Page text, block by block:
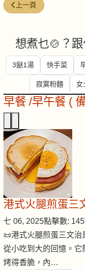
上一篇文章: 營養小炒王
上一頁
想煮乜🍲？
3餸1湯 快手菜
寂寞粉麵 女
早餐 /早午餐 (
港式火腿煎蛋三
七 06, 2025點擊數:
📜港式火腿煎蛋三文
從小吃到大的回憶。
烤得香脆，內…